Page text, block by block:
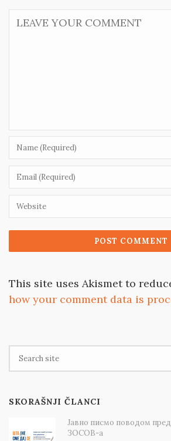
This site uses Akismet to
how your comment data is
SKORAŠNJI ČLANCI
Јавно писмо поводом
ЗОСОВ-а